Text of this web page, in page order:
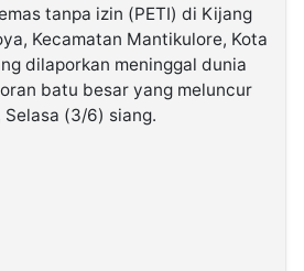
tanpa izin (PETI) di Kijang
Kecamatan Mantikulore, Kota
dilaporkan meninggal dunia
batu besar yang meluncur
(3/6) siang.